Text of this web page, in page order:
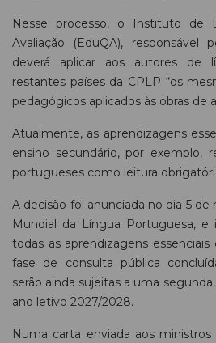
Nesse processo, o Instituto de
Avaliação (EduQA), responsável
deverá aplicar aos autores de
restantes países da CPLP “os
pedagógicos aplicados às obras de
Atualmente, as aprendizagens
ensino secundário, por exemplo,
portugueses como leitura
A decisão foi anunciada no dia 5 de
Mundial da Língua Portuguesa, e
todas as aprendizagens
fase de consulta pública
serão ainda sujeitas a uma
ano letivo 2027/2028.
Numa carta enviada aos